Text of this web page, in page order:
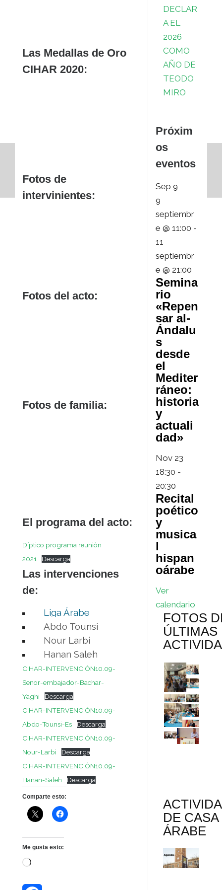
Las Medallas de Oro
CIHAR 2020:
Fotos de
intervinientes:
Fotos del acto:
Fotos de familia:
El programa del acto:
Díptico programa reunión
2021
Descarga
Las intervenciones
de:
Liga Árabe
Abdo Tounsi
Nour Larbi
Hanan Saleh
CIHAR-INTERVENCIÓN10.09-
Senor-embajador-Bachar-
Yaghi
Descarga
CIHAR-INTERVENCIÓN10.09-
Abdo-Tounsi-Es
Descarga
CIHAR-INTERVENCIÓN10.09-
Nour-Larbi
Descarga
CIHAR-INTERVENCIÓN10.09-
Hanan-Saleh
Descarga
Comparte esto:
Me gusta esto:
Cargando...
DECLAR
A EL
2026
COMO
AÑO DE
TEODO
MIRO
Próxim
os
eventos
Sep9
9
septiembr
e @ 11:00 -
11
septiembr
e @ 21:00
Semina
rio
«Repen
sar al-
Ándalu
s
desde
el
Mediter
ráneo:
historia
y
actuali
dad»
Nov 23
18:30 -
20:30
Recital
poético
y
musica
l
hispan
oárabe
Ver
calendario
FOTOS
ÚLTIMAS
DE CASA
ÁRABE